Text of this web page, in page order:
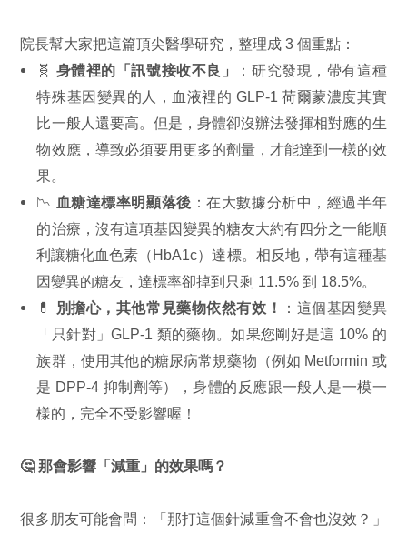
院長幫大家把這篇頂尖醫學研究，整理成 3 個重點：
🧬 身體裡的「訊號接收不良」
：研究發現，帶有這種
特殊基因變異的人，血液裡的 GLP-1 荷爾蒙濃度其實
比一般人還要高。但是，身體卻沒辦法發揮相對應的生
物效應，導致必須要用更多的劑量，才能達到一樣的效
果。
📉 血糖達標率明顯落後 ：在大數據分析中，經過半年
的治療，沒有這項基因變異的糖友大約有四分之一能順
利讓糖化血色素（HbA1c）達標。相反地，帶有這種基
因變異的糖友，達標率卻掉到只剩 11.5% 到 18.5%。
💊
別擔心，其他常見藥物依然有效！
：這個基因變異
「只針對」GLP-1 類的藥物。如果您剛好是這 10% 的
族群，使用其他的糖尿病常規藥物（例如 Metformin 或
是 DPP-4 抑制劑等），身體的反應跟一般人是一模一
樣的，完全不受影響喔！
🤔 那會影響「減重」的效果嗎？
很多朋友可能會問：「那打這個針減重會不會也沒效？」